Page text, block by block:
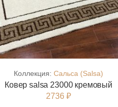
Коллекция: Сальса (Salsa)
Ковер salsa 23000 кремовый
2736 ₽